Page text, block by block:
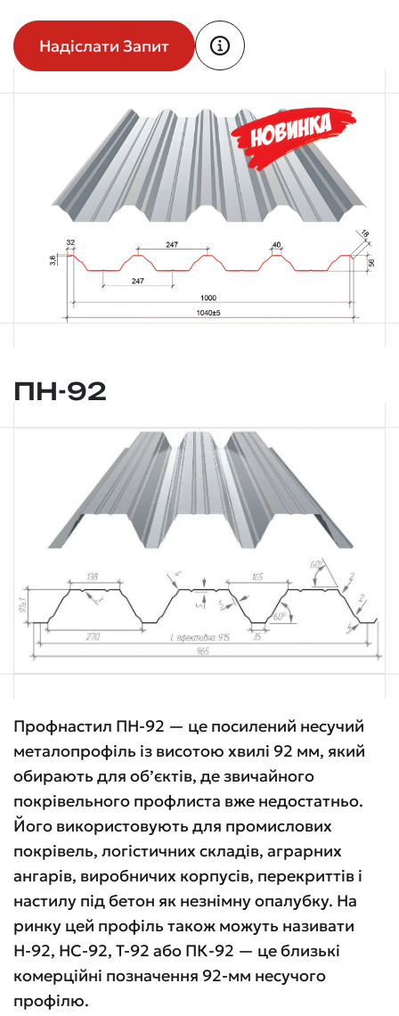
Надіслати Запит
ПН-92
Профнастил ПН-92 — це посилений несучий
металопрофіль із висотою хвилі 92 мм, який
обирають для об’єктів, де звичайного
покрівельного профлиста вже недостатньо.
Його використовують для промислових
покрівель, логістичних складів, аграрних
ангарів, виробничих корпусів, перекриттів і
настилу під бетон як незнімну опалубку. На
ринку цей профіль також можуть називати
Н-92, НС-92, Т-92 або ПК-92 — це близькі
комерційні позначення 92-мм несучого
профілю.